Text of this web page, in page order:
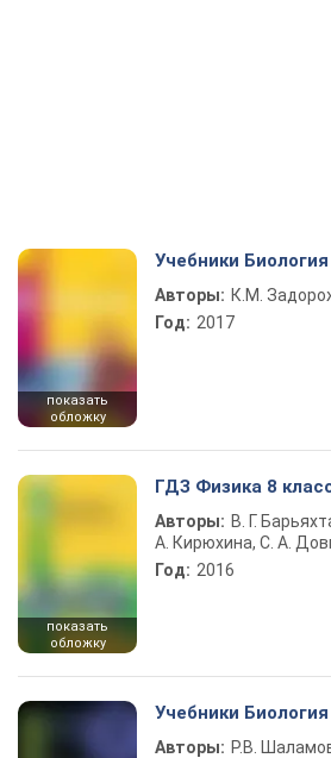
показать
обложку
Учебники
Авторы: К.М.
Год: 2017
показать
обложку
ГДЗ Физика 8
Авторы: В. Г.
А. Кирюхина, С. А.
Год: 2016
Учебники
Авторы: Р.В.